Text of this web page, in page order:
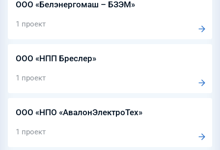
ООО «Белэнергомаш – БЗЭМ»
1 проект
ООО «НПП Бреслер»
1 проект
ООО «НПО «АвалонЭлектроТех»
1 проект